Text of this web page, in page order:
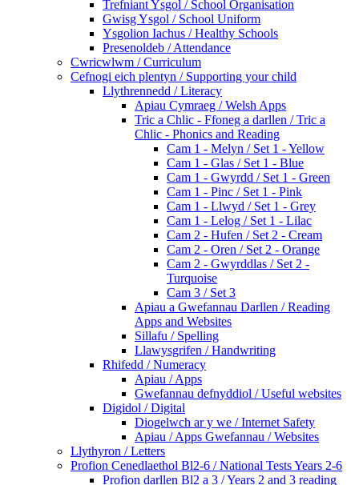
Trefniant Ysgol / School Organisation
Gwisg Ysgol / School Uniform
Ysgolion Iachus / Healthy Schools
Presenoldeb / Attendance
Cwricwlwm / Curriculum
Cefnogi eich plentyn / Supporting your child
Llythrennedd / Literacy
Apiau Cymraeg / Welsh Apps
Tric a Chlic - Ffoneg a darllen / Tric a
Chlic - Phonics and Reading
Cam 1 - Melyn / Set 1 - Yellow
Cam 1 - Glas / Set 1 - Blue
Cam 1 - Gwyrdd / Set 1 - Green
Cam 1 - Pinc / Set 1 - Pink
Cam 1 - Llwyd / Set 1 - Grey
Cam 1 - Lelog / Set 1 - Lilac
Cam 2 - Hufen / Set 2 - Cream
Cam 2 - Oren / Set 2 - Orange
Cam 2 - Gwyrddlas / Set 2 -
Turquoise
Cam 3 / Set 3
Apiau a Gwefannau Darllen / Reading
Apps and Websites
Sillafu / Spelling
Llawysgrifen / Handwriting
Rhifedd / Numeracy
Apiau / Apps
Gwefannau defnyddiol / Useful websites
Digidol / Digital
Diogelwch ar y we / Internet Safety
Apiau / Apps Gwefannau / Websites
Llythyron / Letters
Profion Cenedlaethol Bl2-6 / National Tests Years 2-6
Profion darllen Bl2 a 3 / Years 2 and 3 reading